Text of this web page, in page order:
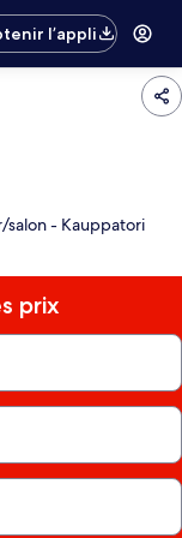
l’appli
salon - Kauppatori
prix